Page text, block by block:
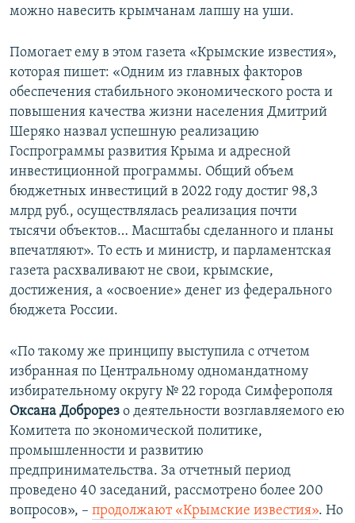
можно навесить крымчанам лапшу на уши.
Помогает ему в этом газета «Крымские известия»,
которая пишет: «Одним из главных факторов
обеспечения стабильного экономического роста и
повышения качества жизни населения Дмитрий
Шеряко назвал успешную реализацию
Госпрограммы развития Крыма и адресной
инвестиционной программы. Общий объем
бюджетных инвестиций в 2022 году достиг 98,3
млрд руб., осуществлялась реализация почти
тысячи объектов… Масштабы сделанного и планы
впечатляют». То есть и министр, и парламентская
газета расхваливают не свои, крымские,
достижения, а «освоение» денег из федерального
бюджета России.
«По такому же принципу выступила с отчетом
избранная по Центральному одномандатному
избирательному округу № 22 города Симферополя
Оксана Доброрез о деятельности возглавляемого ею
Комитета по экономической политике,
промышленности и развитию
предпринимательства. За отчетный период
проведено 40 заседаний, рассмотрено более 200
вопросов», – продолжают «Крымские известия». Но